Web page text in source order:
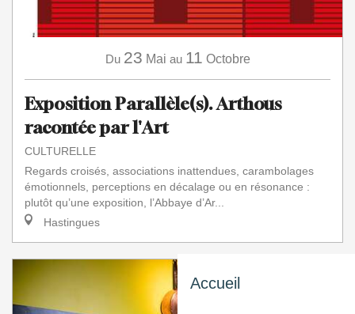
Accueil
Du 23 Mai au 11 Octobre
Exposition Parallèle(s). Arthous
racontée par l'Art
CULTURELLE
Regards croisés, associations inattendues, carambolages
émotionnels, perceptions en décalage ou en résonance :
plutôt qu’une exposition, l’Abbaye d’Ar...
Hastingues